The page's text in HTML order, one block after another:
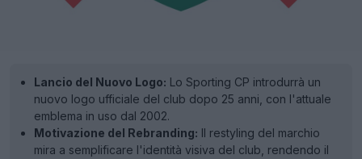
Lancio del Nuovo Logo: Lo Sporting CP introdurrà un
nuovo logo ufficiale del club dopo 25 anni, con l'attuale
emblema in uso dal 2002.
Motivazione del Rebranding: Il restyling del marchio
mira a semplificare l'identità visiva del club, rendendo il